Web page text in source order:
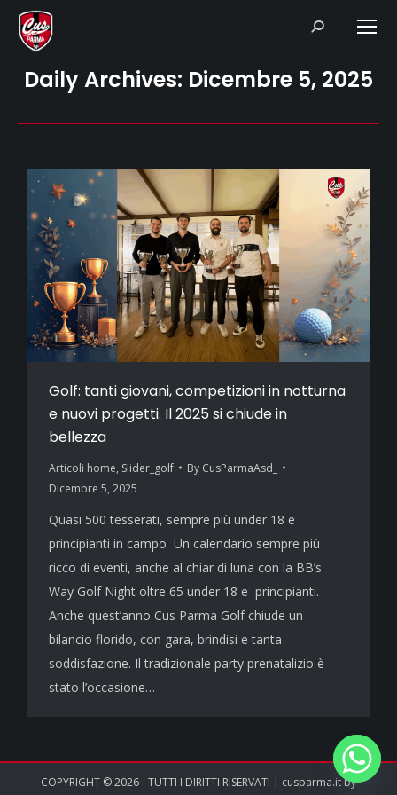
Search:
Daily Archives: Dicembre 5, 2025
Golf: tanti giovani, competizioni in notturna
e nuovi progetti. Il 2025 si chiude in
bellezza
Articoli home, Slider_golf By CusParmaAsd_
Dicembre 5, 2025
Quasi 500 tesserati, sempre più under 18 e
principianti in campo Un calendario sempre più
ricco di eventi, anche al chiar di luna con la BB’s
Way Golf Night oltre 65 under 18 e principianti.
Anche quest’anno Cus Parma Golf chiude un
bilancio florido, con gara, brindisi e tanta
soddisfazione. Il tradizionale party prenatalizio è
stato l’occasione…
COPYRIGHT © 2026 - TUTTI I DIRITTI RISERVATI | cusparma.it by